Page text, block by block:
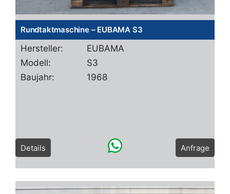
Rundtaktmaschine – EUBAMA S3
Hersteller:
EUBAMA
Modell:
S3
Baujahr:
1968
Details Anfrage